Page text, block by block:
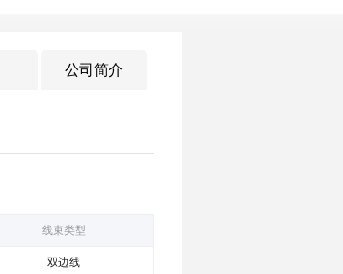
公司简介
线束类型
双边线